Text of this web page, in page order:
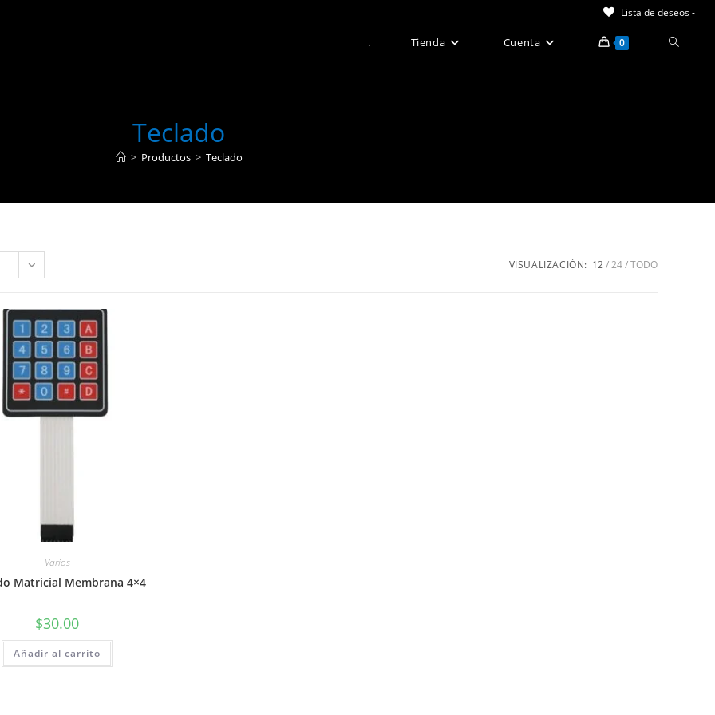
Lista de deseos -
. Tienda Cuenta 0 Alternar
web
Teclado
> Productos > Teclado
VISUALIZACIÓN: 12 24 TODO
Varios
Matricial Membrana 4×4
$30.00
Añadir al carrito